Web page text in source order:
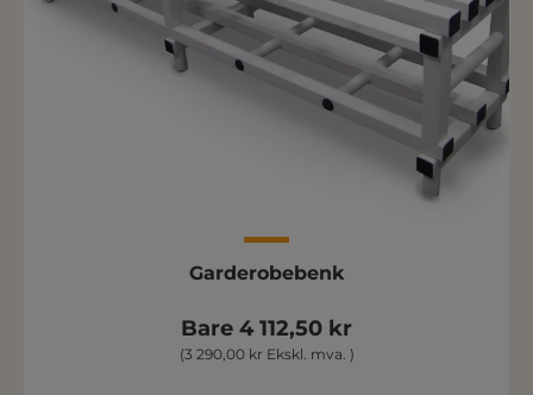
Garderobebenk
Bare 4 112,50 kr
(3 290,00 kr Ekskl. mva. )